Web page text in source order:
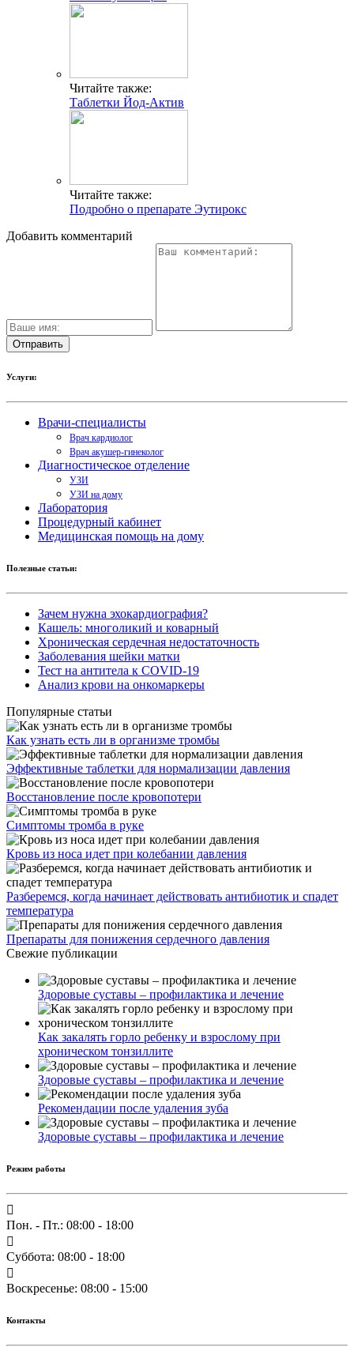
Читайте также:
Таблетки Йод-Актив
Читайте также:
Подробно о препарате Эутирокс
Добавить комментарий
Услуги:
Врачи-специалисты
Врач кардиолог
Врач акушер-гинеколог
Диагностическое отделение
УЗИ
УЗИ на дому
Лаборатория
Процедурный кабинет
Медицинская помощь на дому
Полезные статьи:
Зачем нужна эхокардиография?
Кашель: многоликий и коварный
Хроническая сердечная недостаточность
Заболевания шейки матки
Тест на антитела к COVID-19
Анализ крови на онкомаркеры
Популярные статьи
Как узнать есть ли в организме тромбы
Эффективные таблетки для нормализации давления
Восстановление после кровопотери
Симптомы тромба в руке
Кровь из носа идет при колебании давления
Разберемся, когда начинает действовать антибиотик и спадет
температура
Препараты для понижения сердечного давления
Свежие публикации
Здоровые суставы – профилактика и лечение
Как закалять горло ребенку и взрослому при
хроническом тонзиллите
Здоровые суставы – профилактика и лечение
Рекомендации после удаления зуба
Здоровые суставы – профилактика и лечение
Режим работы
Пон. - Пт.: 08:00 - 18:00
Суббота: 08:00 - 18:00
Воскресенье: 08:00 - 15:00
Контакты